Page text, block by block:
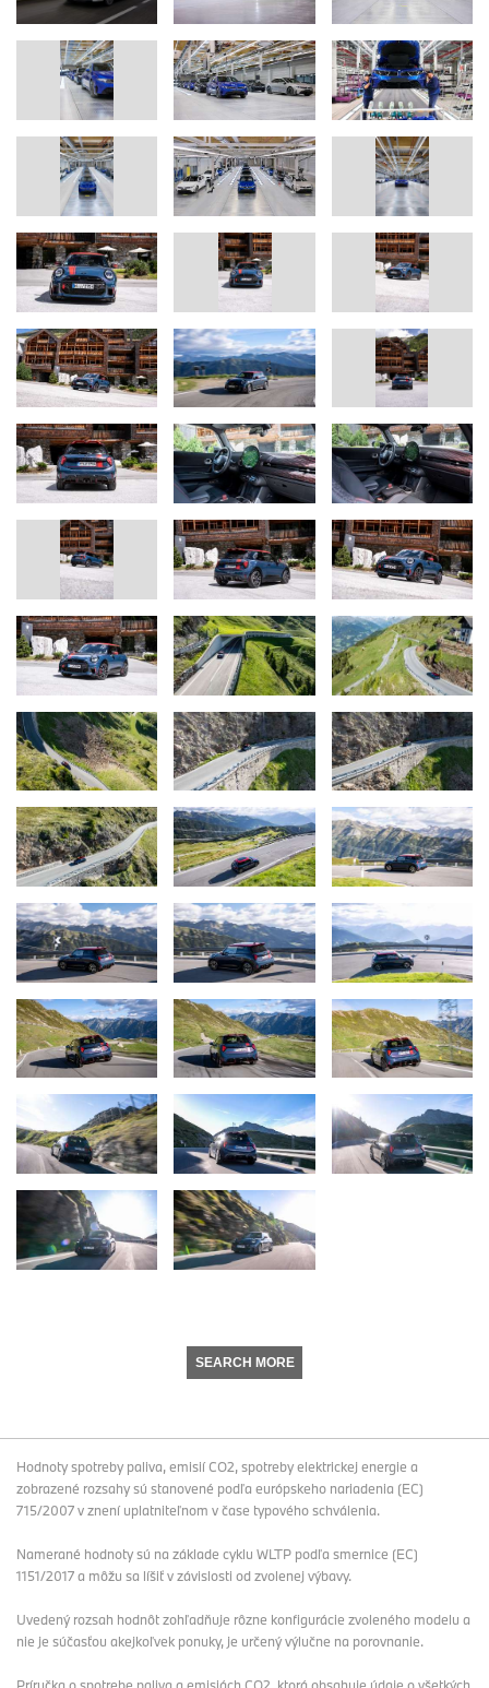
SEARCH MORE
Hodnoty spotreby paliva, emisií CO2, spotreby elektrickej energie a
zobrazené rozsahy sú stanovené podľa európskeho nariadenia (EC)
715/2007 v znení uplatniteľnom v čase typového schválenia.
Namerané hodnoty sú na základe cyklu WLTP podľa smernice (EC)
1151/2017 a môžu sa líšiť v závislosti od zvolenej výbavy.
Uvedený rozsah hodnôt zohľadňuje rôzne konfigurácie zvoleného modelu a
nie je súčasťou akejkoľvek ponuky, je určený výlučne na porovnanie.